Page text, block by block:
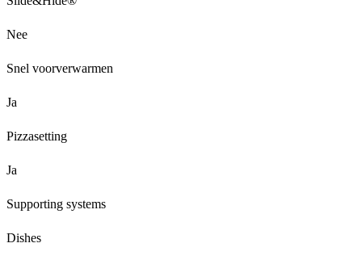
Nee
Snel voorverwarmen
Ja
Pizzasetting
Ja
Supporting systems
Dishes